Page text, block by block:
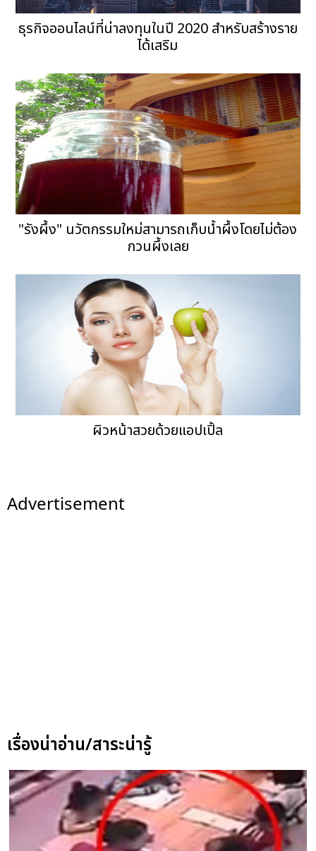
ธุรกิจออนไลน์ที่น่าลงทุนในปี 2020 สำหรับสร้างราย
ได้เสริม
"รังผึ้ง" นวัตกรรมใหม่สามารถเก็บน้ำผึ้งโดยไม่ต้อง
กวนผึ้งเลย
ผิวหน้าสวยด้วยแอปเปิ้ล
Advertisement
เรื่องน่าอ่าน/สาระน่ารู้